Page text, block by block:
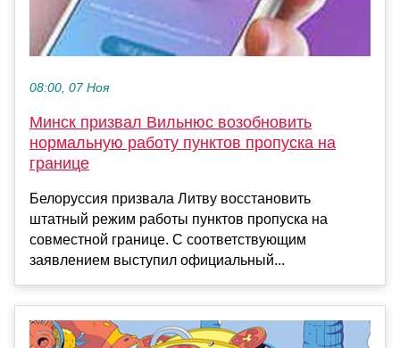
08:00, 07 Ноя
Минск призвал Вильнюс возобновить
нормальную работу пунктов пропуска на
границе
Белоруссия призвала Литву восстановить
штатный режим работы пунктов пропуска на
совместной границе. С соответствующим
заявлением выступил официальный...